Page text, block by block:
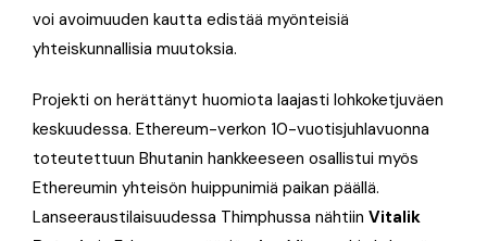
voi avoimuuden kautta edistää myönteisiä
yhteiskunnallisia muutoksia.
Projekti on herättänyt huomiota laajasti lohkoketjuväen
keskuudessa. Ethereum-verkon 10-vuotisjuhlavuonna
toteutettuun Bhutanin hankkeeseen osallistui myös
Ethereumin yhteisön huippunimiä paikan päällä.
Lanseeraustilaisuudessa Thimphussa nähtiin Vitalik